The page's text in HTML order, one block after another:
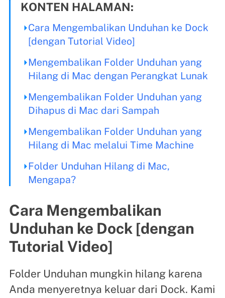
KONTEN HALAMAN:
Cara Mengembalikan Unduhan ke Dock
[dengan Tutorial Video]
Mengembalikan Folder Unduhan yang
Hilang di Mac dengan Perangkat Lunak
Mengembalikan Folder Unduhan yang
Dihapus di Mac dari Sampah
Mengembalikan Folder Unduhan yang
Hilang di Mac melalui Time Machine
Folder Unduhan Hilang di Mac,
Mengapa?
Cara Mengembalikan
Unduhan ke Dock [dengan
Tutorial Video]
Folder Unduhan mungkin hilang karena
Anda menyeretnya keluar dari Dock. Kami